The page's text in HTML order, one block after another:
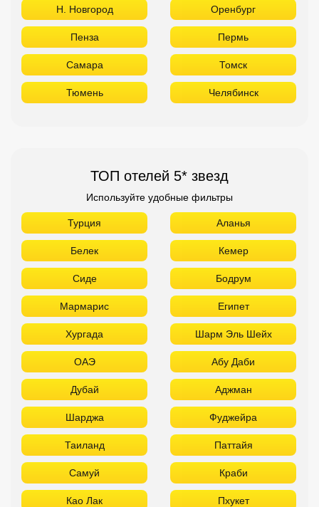
Н. Новгород Оренбург
Пенза Пермь
Самара Томск
Тюмень Челябинск
ТОП отелей 5* звезд
Используйте удобные фильтры
Турция Аланья
Белек Кемер
Сиде Бодрум
Мармарис Египет
Хургада Шарм Эль Шейх
ОАЭ Абу Даби
Дубай Аджман
Шарджа Фуджейра
Таиланд Паттайя
Самуй Краби
Као Лак Пхукет